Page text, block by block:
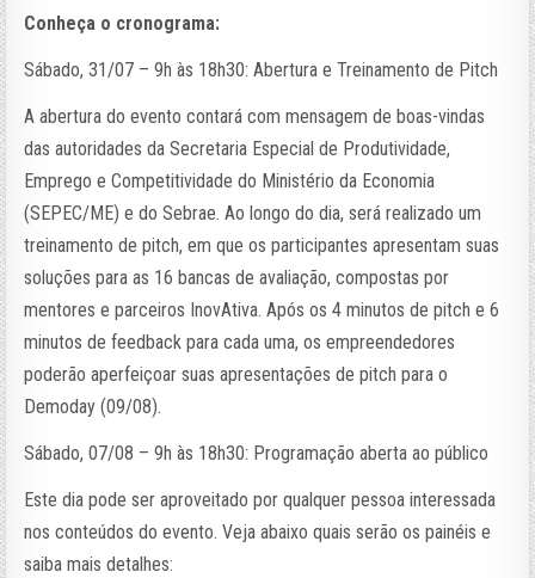
Conheça o cronograma:
Sábado, 31/07 – 9h às 18h30: Abertura e Treinamento de Pitch
A abertura do evento contará com mensagem de boas-vindas
das autoridades da Secretaria Especial de Produtividade,
Emprego e Competitividade do Ministério da Economia
(SEPEC/ME) e do Sebrae. Ao longo do dia, será realizado um
treinamento de pitch, em que os participantes apresentam suas
soluções para as 16 bancas de avaliação, compostas por
mentores e parceiros InovAtiva. Após os 4 minutos de pitch e 6
minutos de feedback para cada uma, os empreendedores
poderão aperfeiçoar suas apresentações de pitch para o
Demoday (09/08).
Sábado, 07/08 – 9h às 18h30: Programação aberta ao público
Este dia pode ser aproveitado por qualquer pessoa interessada
nos conteúdos do evento. Veja abaixo quais serão os painéis e
saiba mais detalhes: